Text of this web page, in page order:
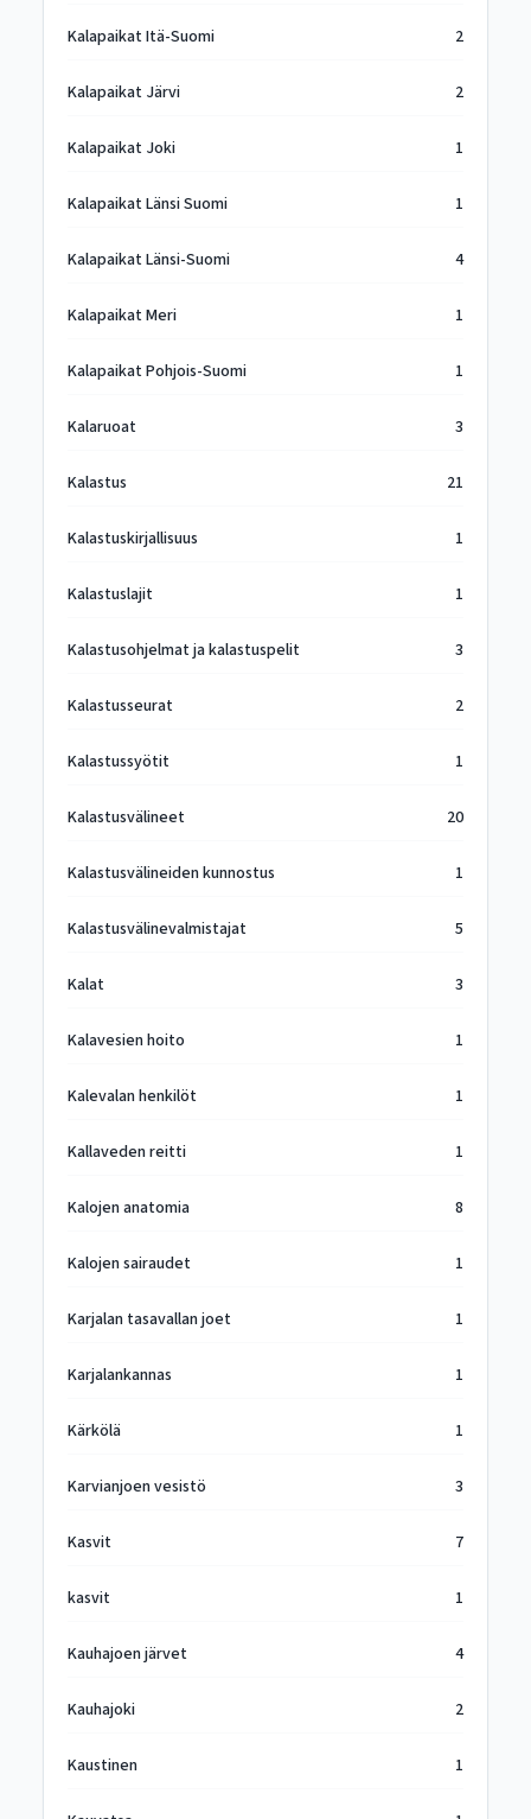
Kalapaikat Itä-Suomi 2
Kalapaikat Järvi 2
Kalapaikat Joki 1
Kalapaikat Länsi Suomi 1
Kalapaikat Länsi-Suomi 4
Kalapaikat Meri 1
Kalapaikat Pohjois-Suomi 1
Kalaruoat 3
Kalastus 21
Kalastuskirjallisuus 1
Kalastuslajit 1
Kalastusohjelmat ja kalastuspelit 3
Kalastusseurat 2
Kalastussyötit 1
Kalastusvälineet 20
Kalastusvälineiden kunnostus 1
Kalastusvälinevalmistajat 5
Kalat 3
Kalavesien hoito 1
Kalevalan henkilöt 1
Kallaveden reitti 1
Kalojen anatomia 8
Kalojen sairaudet 1
Karjalan tasavallan joet 1
Karjalankannas 1
Kärkölä 1
Karvianjoen vesistö 3
Kasvit 7
kasvit 1
Kauhajoen järvet 4
Kauhajoki 2
Kaustinen 1